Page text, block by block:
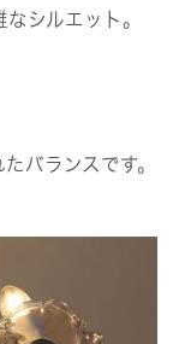
シルエット。
バランスです。